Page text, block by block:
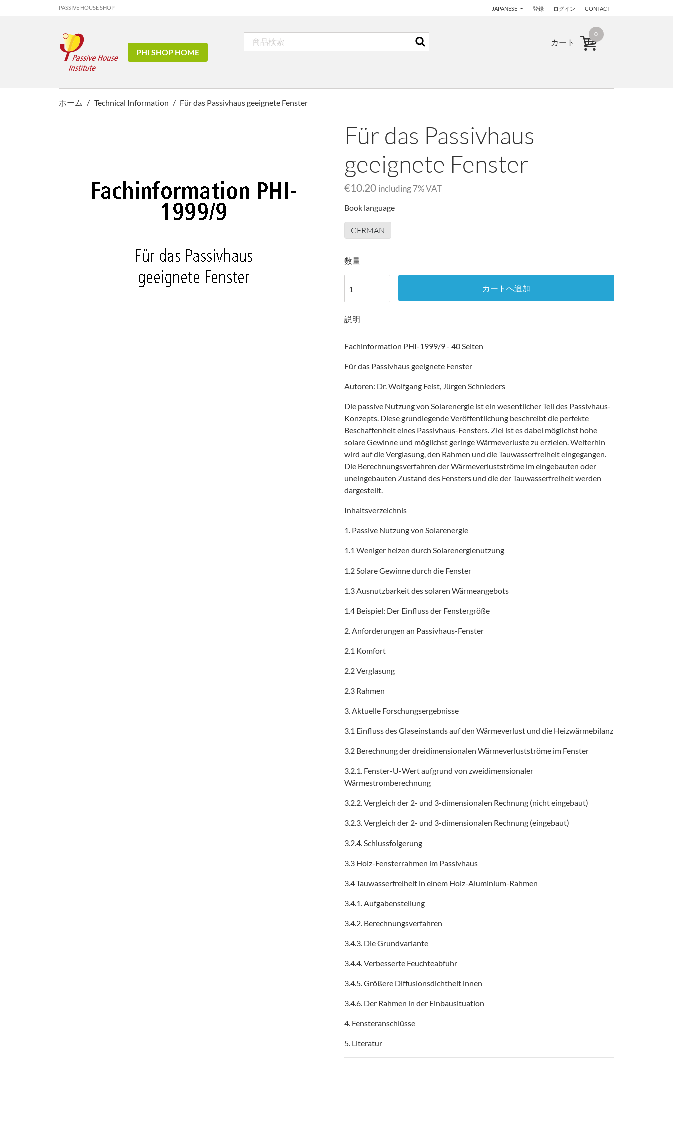
PASSIVE HOUSE SHOP JAPANESE 登録 ログイン CONTACT
PHI SHOP HOME
カート
0
ホーム Technical Information Für das Passivhaus geeignete Fenster
Für das Passivhaus
geeignete Fenster
€10.20 including 7% VAT
Book language
GERMAN
数量
カートへ追加
説明
Fachinformation PHI-1999/9 - 40 Seiten
Für das Passivhaus geeignete Fenster
Autoren: Dr. Wolfgang Feist, Jürgen Schnieders
Die passive Nutzung von Solarenergie ist ein wesentlicher Teil des Passivhaus-
Konzepts. Diese grundlegende Veröffentlichung beschreibt die perfekte
Beschaffenheit eines Passivhaus-Fensters. Ziel ist es dabei möglichst hohe
solare Gewinne und möglichst geringe Wärmeverluste zu erzielen. Weiterhin
wird auf die Verglasung, den Rahmen und die Tauwasserfreiheit eingegangen.
Die Berechnungsverfahren der Wärmeverlustströme im eingebauten oder
uneingebauten Zustand des Fensters und die der Tauwasserfreiheit werden
dargestellt.
Inhaltsverzeichnis
1. Passive Nutzung von Solarenergie
1.1 Weniger heizen durch Solarenergienutzung
1.2 Solare Gewinne durch die Fenster
1.3 Ausnutzbarkeit des solaren Wärmeangebots
1.4 Beispiel: Der Einfluss der Fenstergröße
2. Anforderungen an Passivhaus-Fenster
2.1 Komfort
2.2 Verglasung
2.3 Rahmen
3. Aktuelle Forschungsergebnisse
3.1 Einfluss des Glaseinstands auf den Wärmeverlust und die Heizwärmebilanz
3.2 Berechnung der dreidimensionalen Wärmeverlustströme im Fenster
3.2.1. Fenster-U-Wert aufgrund von zweidimensionaler
Wärmestromberechnung
3.2.2. Vergleich der 2- und 3-dimensionalen Rechnung (nicht eingebaut)
3.2.3. Vergleich der 2- und 3-dimensionalen Rechnung (eingebaut)
3.2.4. Schlussfolgerung
3.3 Holz-Fensterrahmen im Passivhaus
3.4 Tauwasserfreiheit in einem Holz-Aluminium-Rahmen
3.4.1. Aufgabenstellung
3.4.2. Berechnungsverfahren
3.4.3. Die Grundvariante
3.4.4. Verbesserte Feuchteabfuhr
3.4.5. Größere Diffusionsdichtheit innen
3.4.6. Der Rahmen in der Einbausituation
4. Fensteranschlüsse
5. Literatur